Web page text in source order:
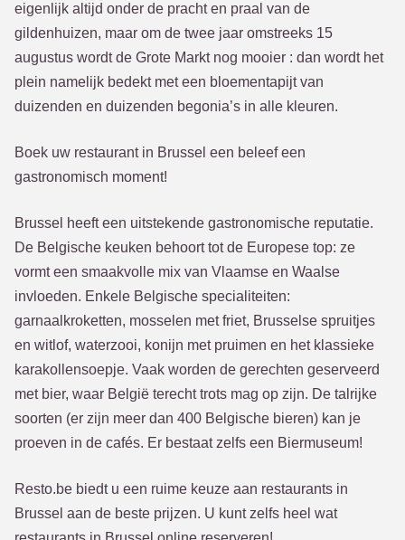
eigenlijk altijd onder de pracht en praal van de
gildenhuizen, maar om de twee jaar omstreeks 15
augustus wordt de Grote Markt nog mooier : dan wordt het
plein namelijk bedekt met een bloementapijt van
duizenden en duizenden begonia’s in alle kleuren.
Boek uw restaurant in Brussel een beleef een
gastronomisch moment!
Brussel heeft een uitstekende gastronomische reputatie.
De Belgische keuken behoort tot de Europese top: ze
vormt een smaakvolle mix van Vlaamse en Waalse
invloeden. Enkele Belgische specialiteiten:
garnaalkroketten, mosselen met friet, Brusselse spruitjes
en witlof, waterzooi, konijn met pruimen en het klassieke
karakollensoepje. Vaak worden de gerechten geserveerd
met bier, waar België terecht trots mag op zijn. De talrijke
soorten (er zijn meer dan 400 Belgische bieren) kan je
proeven in de cafés. Er bestaat zelfs een Biermuseum!
Resto.be biedt u een ruime keuze aan restaurants in
Brussel aan de beste prijzen. U kunt zelfs heel wat